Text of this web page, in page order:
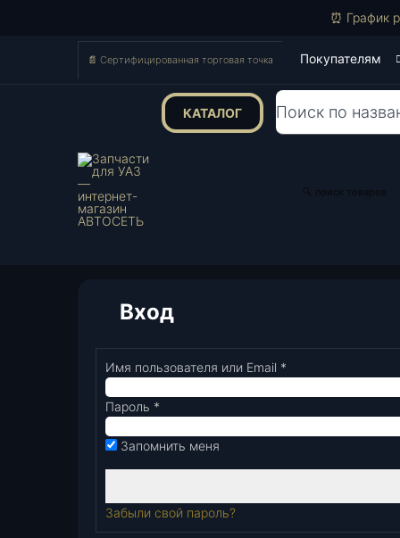
⏰ График
📄 Сертифицированная торговая точка Покупателям
КАТАЛОГ Поиск
🔍 поиск товаров
Вход
Имя пользователя или Email *
Пароль *
Запомнить меня
Забыли свой пароль?